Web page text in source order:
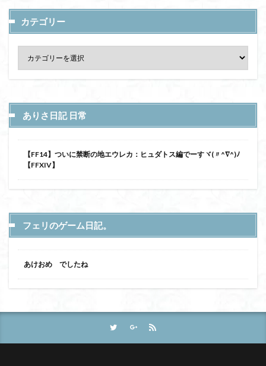
カテゴリー
ありさ日記 日常
【FF14】ついに禁断の地エウレカ：ヒュダトス編でーすヾ(〃^∇^)ﾉ
【FFXIV】
フェリのゲーム日記。
あけおめ でしたね